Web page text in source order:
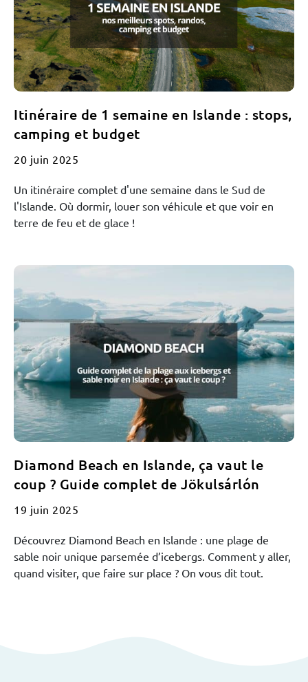
Itinéraire de 1 semaine en Islande : stops,
camping et budget
20 juin 2025
Un itinéraire complet d'une semaine dans le Sud de
l'Islande. Où dormir, louer son véhicule et que voir en
terre de feu et de glace !
Diamond Beach en Islande, ça vaut le
coup ? Guide complet de Jökulsárlón
19 juin 2025
Découvrez Diamond Beach en Islande : une plage de
sable noir unique parsemée d’icebergs. Comment y aller,
quand visiter, que faire sur place ? On vous dit tout.